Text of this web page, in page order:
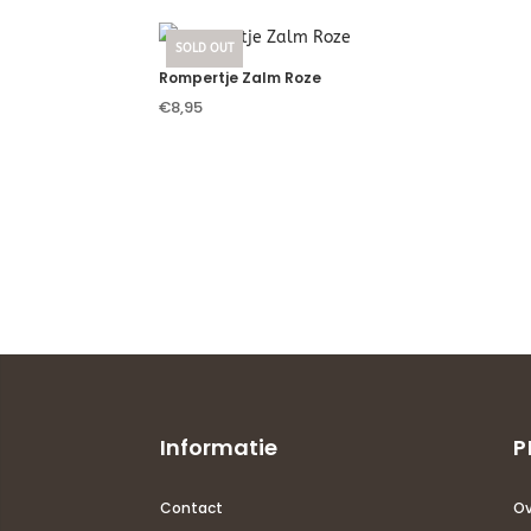
SOLD OUT
Rompertje Zalm Roze
€8,95
Informatie
Contact